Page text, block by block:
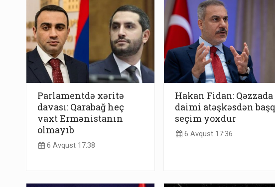
Parlamentdə xəritə
davası: Qarabağ heç
vaxt Ermənistanın
olmayıb
6 Avqust 17:38
Hakan Fidan: Qəzzada
daimi atəşkəsdən
seçim yoxdur
6 Avqust 17:36